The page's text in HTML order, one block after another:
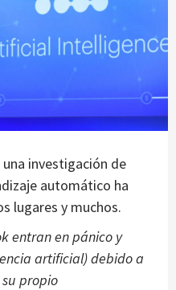
investigación de
automático ha
lugares y muchos.
entran en pánico y
artificial) debido a
su propio